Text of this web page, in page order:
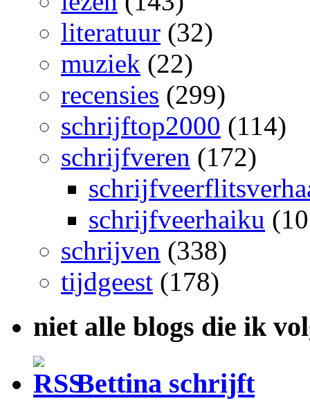
literatuur (32)
muziek (22)
recensies (299)
schrijftop2000 (114)
schrijfveren (172)
schrijfveerhaiku
schrijven (338)
tijdgeest (178)
niet alle blogs die ik
Bettina schrijft